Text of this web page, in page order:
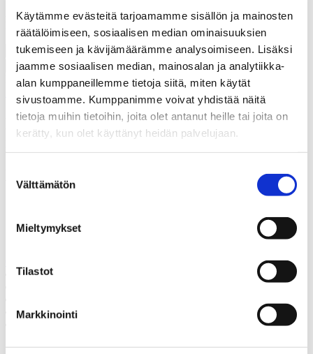
Käytämme evästeitä tarjoamamme sisällön ja mainosten
räätälöimiseen, sosiaalisen median ominaisuuksien
tukemiseen ja kävijämäärämme analysoimiseen. Lisäksi
jaamme sosiaalisen median, mainosalan ja analytiikka-
alan kumppaneillemme tietoja siitä, miten käytät
sivustoamme. Kumppanimme voivat yhdistää näitä
tietoja muihin tietoihin, joita olet antanut heille tai joita on
kerätty, kun olet käyttänyt heidän palvelujaan.
valinta
Välttämätön
Mieltymykset
Tilastot
Markkinointi
Autamme sinua laskemaan tulevat säästösi, jotka saat
lämpöpumpulla.
Hyväksyn, että Thermia rekisteröi yhteystietoni tapausta varten.
Lue lisää siitä, kuinka Thermia käsittelee henkilötietojasi
Kiitos! Palaamme asiaan
mahdollisimman pian.
Soita meille, mikäli sinulla on jotain kysyttävää.
Juttele asiantuntijan kanssa
Varaa kartoituskäynti